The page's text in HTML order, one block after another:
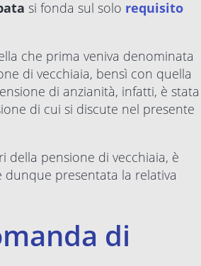
si fonda sul solo requisito
che prima veniva denominata
di vecchiaia, bensì con quella
di anzianità, infatti, è stata
di cui si discute nel presente
della pensione di vecchiaia, è
dunque presentata la relativa
di